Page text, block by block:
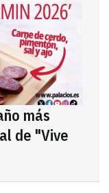
más
de "Vive